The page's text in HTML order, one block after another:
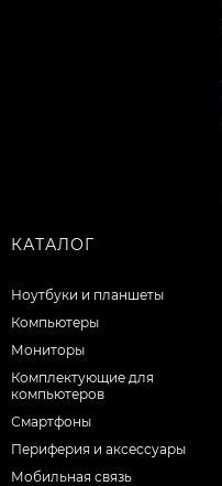
КАТАЛОГ
Ноутбуки и планшеты
Компьютеры
Мониторы
Комплектующие для
компьютеров
Смартфоны
Периферия и аксессуары
Мобильная связь